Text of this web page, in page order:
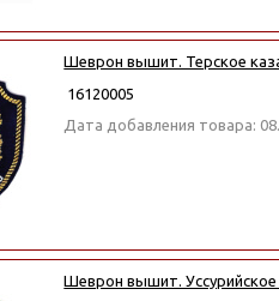
Шеврон вышит. Терское
16120005
Дата добавления товара:
Шеврон вышит. Уссурийское